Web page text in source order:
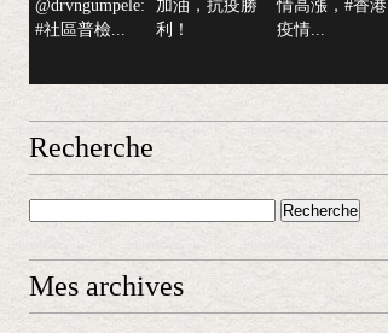
@drvngumpele:
#社區普檢...
加油，抗疫勝
利！
情高漲，#香港
疫情...
Recherche
Mes archives